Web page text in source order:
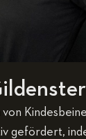
gefördert,